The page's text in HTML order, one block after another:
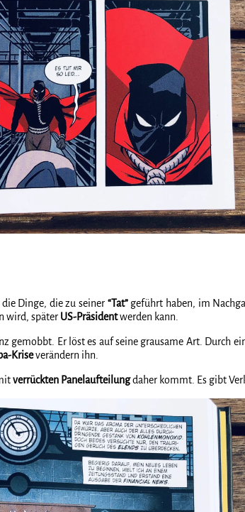
Dinge, die zu seiner “Tat”geführt haben, im
wird, später US-Präsidentwerden kann.
gemobbt. Er löst es auf seine grausame Art. Durch
Kriseverändern ihn.
verrückten Panelaufteilungdaher kommt. Es gibt